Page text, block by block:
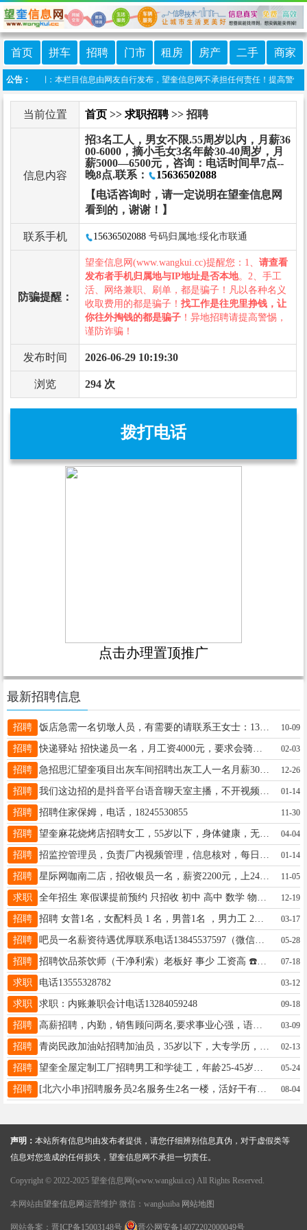
首页 拼车 招聘 门市 租房 房产 二手 商家
公告：
免责声明：本栏目信息由网友自行发布，望奎信息网不承担任何责任！提高警惕
当前位置 首页 >> 求职招聘>> 招聘
信息内容
招3名工人，男女不限.55周岁以内，月薪36
00-6000，摘小毛女3名年龄30-40周岁，月
薪5000—6500元，咨询：电话时间早7点--
晚8点.联系：
15636502088
【电话咨询时，请一定说明在望奎信息网
看到的，谢谢！】
联系手机 15636502088 号码归属地:绥化市联通
防骗提醒：
望奎信息网(www.wangkui.cc)提醒您：1、 请查看
发布者手机归属地与IP地址是否本地。2、手工
活、网络兼职、刷单，都是骗子！凡以各种名义
收取费用的都是骗子！ 找工作是往兜里挣钱，让
你往外掏钱的都是骗子 ！异地招聘请提高警惕，
谨防诈骗！
发布时间 2026-06-29 10:19:30
浏览 294 次
拨打电话
点击办理置顶推广
最新招聘信息
招聘 饭店急需一名切墩人员，有需要的请联系王女士：13339458870 10-09
招聘 快递驿站 招快递员一名，月工资4000元，要求会骑电动三轮车，手机操作，有经验者优先，电话☎15765794379 02-03
招聘 急招思汇望奎项目出灰车间招聘出灰工人一名月薪3000要求身体健康思维敏捷60岁以下上12小时休息24小时。联系电话17758872488 12-26
招聘 01-14
招聘 招聘住家保姆，电话，18245530855 11-30
招聘 望奎麻花烧烤店招聘女工，55岁以下，身体健康，无不良嗜好，早中午供饭，时间早5.30-4.30供资高，年节有福利，想干的来面试，非诚勿扰18145591492 04-04
招聘 01-14
招聘 星际网咖南二店，招收银员一名，薪资2200元，上24小时休24小时，有无工作经验均可，男女不限，长期优先 ☎️ 15945531114 13763767774 11-05
求职 12-19
招聘 03-17
招聘 吧员一名薪资待遇优厚联系电话13845537597（微信同步） 05-28
招聘 招聘饮品茶饮师（干净利索）老板好 事少 工资高 ☎️15184566300 07-18
求职 电话13555328782 03-12
求职 求职：内账兼职会计电话13284059248 09-18
招聘 高薪招聘，内勤，销售顾问两名,要求事业心强，语言沟通能力好，薪资待遇好，有社保，有工作经验能长期工作者优先，电话13352555557 03-09
招聘 02-13
招聘 05-24
招聘 [北六小串]招聘服务员2名服务生2名一楼，活好干有经验者优先 招长期，长期，长期!!!短期的就不要给我打电话了 地址:三百北六往西路北[北六小串]电话18697024446 08-04
声明： 本站所有信息均由发布者提供，请您仔细辨别信息真伪，对于虚假类等
信息对您造成的任何损失，望奎信息网不承担一切责任。
Copyright © 2022-2025 望奎信息网(www.wangkui.cc) All Rights Reserved.
本网站由望奎信息网 运营维护 微信：wangkuiba 网站地图
网站备案： 晋ICP备15003148号 晋公网安备14072202000049号